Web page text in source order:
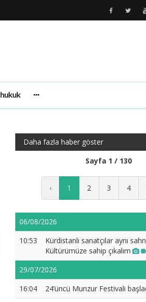
hukuk
Daha fazla haber göster
Sayfa 1 / 130
‹ 1 2 3 4
06/08/2026
10:53
Kürdistanlı sanatçılar aynı
Kültürümüze sahip çıkalım
29/07/2026
16:04
24’üncü Munzur Festivali